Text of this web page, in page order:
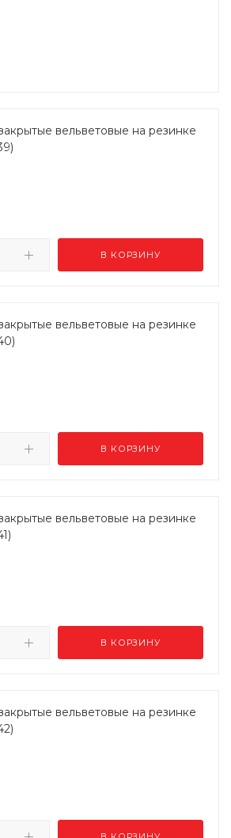
вельветовые на резинке
В КОРЗИНУ
вельветовые на резинке
В КОРЗИНУ
вельветовые на резинке
В КОРЗИНУ
вельветовые на резинке